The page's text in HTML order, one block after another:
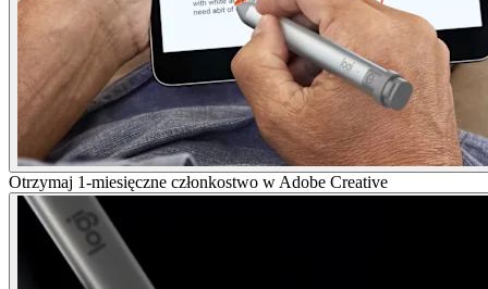
Otrzymaj 1-miesięczne członkostwo w Adobe Creative